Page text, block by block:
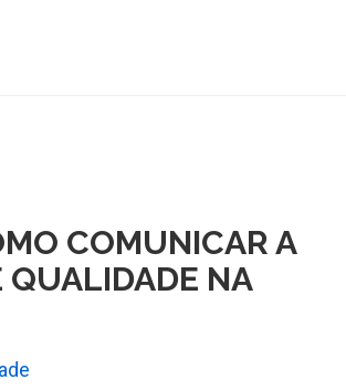
COMUNICAR A
QUALIDADE NA